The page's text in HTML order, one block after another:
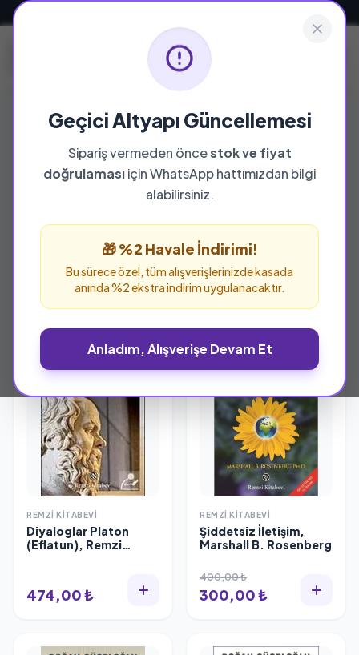
Geçici Altyapı Güncellemesi
Sipariş vermeden öncestok ve fiyat
doğrulamasıiçin WhatsApp hattımızdan bilgi
alabilirsiniz.
🎁 %2 Havale İndirimi!
Bu sürece özel, tüm alışverişlerinizde kasada
anında %2 ekstra indirim uygulanacaktır.
Anladım, Alışverişe Devam Et
YAYINEVI
Remzi Kitabevi
Remzi Kitabevi yayınevine ait tüm eserleri bu
sayfada inceleyebilir ve güvenle sipariş
REMZI KITABEVI
Diyaloglar Platon
(Eflatun), Remzi
474,00 ₺
%25 İNDİRİM
REMZI KITABEVI
Şiddetsiz İletişim,
Marshall B. Rosenberg
400,00 ₺
300,00 ₺